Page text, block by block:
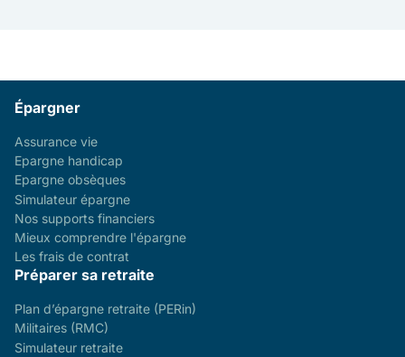
Épargner
Assurance vie
Epargne handicap
Epargne obsèques
Simulateur épargne
Nos supports financiers
Mieux comprendre l'épargne
Les frais de contrat
Préparer sa retraite
Plan d’épargne retraite (PERin)
Militaires (RMC)
Simulateur retraite